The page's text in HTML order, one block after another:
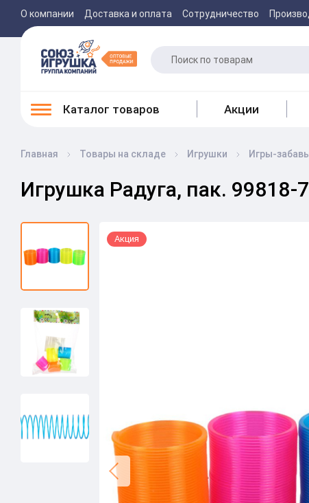
О компании Доставка и оплата Сотрудничество
Каталог товаров Акции
Главная Товары на складе Игрушки Игры-
Игрушка Радуга, пак. 99818-7
Акция